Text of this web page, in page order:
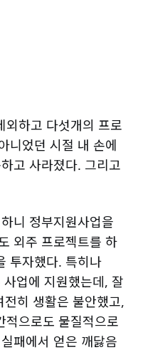
외하고 다섯개의 프로
니었던 시절 내 손에
고 사라졌다. 그리고
니 정부지원사업을
외주 프로젝트를 하
투자했다. 특히나
업에 지원했는데, 잘
히 생활은 불안했고,
적으로도 물질적으로
패에서 얻은 깨닳음